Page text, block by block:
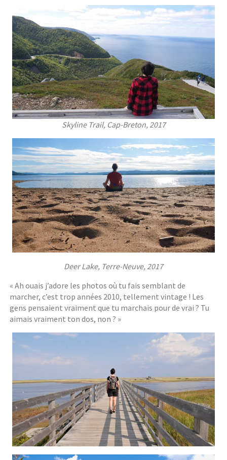
Skyline Trail, Cap-Breton, 2017
Deer Lake, Terre-Neuve, 2017
« Ah ouais j’adore les photos où tu fais semblant de
marcher, c’est trop années 2010, tellement vintage ! Les
gens pensaient vraiment que tu marchais pour de vrai ? Tu
aimais vraiment ton dos, non ? »